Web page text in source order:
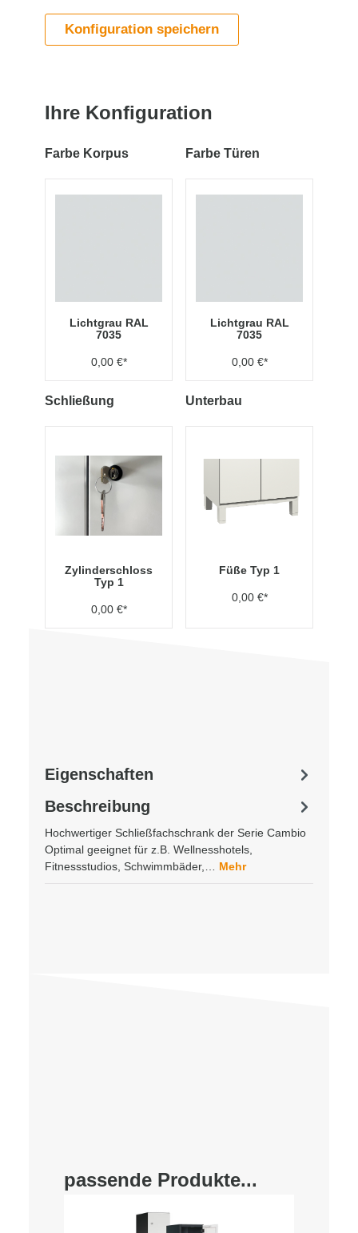
Konfiguration speichern
Ihre Konfiguration
Farbe Korpus
Lichtgrau RAL
7035
0,00 €*
Farbe Türen
Lichtgrau RAL
7035
0,00 €*
Schließung
Zylinderschloss
Typ 1
0,00 €*
Unterbau
Füße Typ 1
0,00 €*
Beschreibung
Hochwertiger Schließfachschrank der Serie Cambio
Optimal geeignet für z.B. Wellnesshotels,
Fitnessstudios, Schwimmbäder,… Mehr
Eigenschaften
passende Produkte...